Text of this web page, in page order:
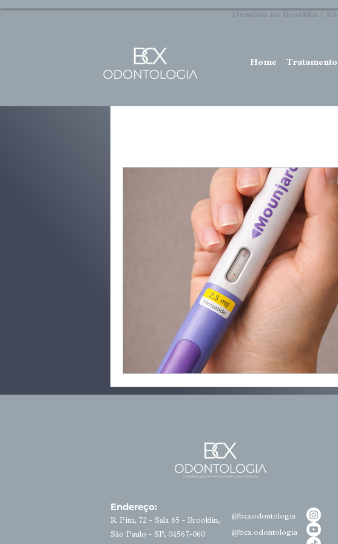
Dentista no Brooklin |
Home
Endereço:
R. Pitu, 72 - Sala 65 - Brooklin,
São Paulo - SP, 04567-060
@bcxodontologia
@bcx.odontologia